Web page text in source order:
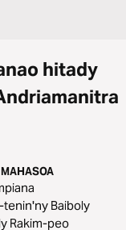
hitady
tenin'ny Baiboly
Rakim-peo